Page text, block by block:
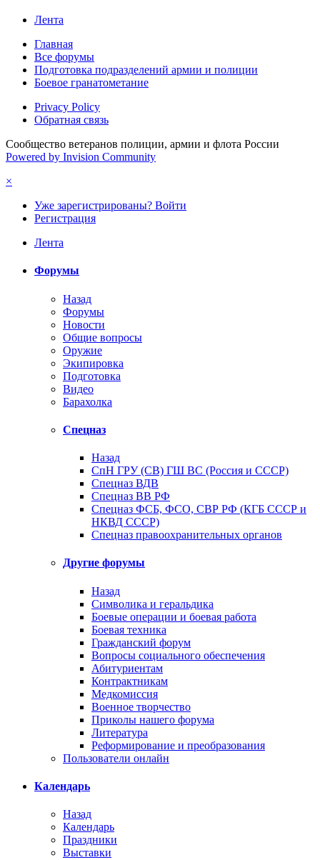
Лента
Главная
Все форумы
Подготовка подразделений армии и полиции
Боевое гранатометание
Privacy Policy
Обратная связь
Сообщество ветеранов полиции, армии и флота России
Powered by Invision Community
×
Уже зарегистрированы? Войти
Регистрация
Лента
Форумы
Назад
Форумы
Новости
Общие вопросы
Оружие
Экипировка
Подготовка
Видео
Барахолка
Спецназ
Назад
СпН ГРУ (СВ) ГШ ВС (Россия и СССР)
Спецназ ВДВ
Спецназ ВВ РФ
Спецназ ФСБ, ФСО, СВР РФ (КГБ СССР и
НКВД СССР)
Спецназ правоохранительных органов
Другие форумы
Назад
Символика и геральдика
Боевые операции и боевая работа
Боевая техника
Гражданский форум
Вопросы социального обеспечения
Абитуриентам
Контрактникам
Медкомиссия
Военное творчество
Приколы нашего форума
Литература
Реформирование и преобразования
Пользователи онлайн
Календарь
Назад
Календарь
Праздники
Выставки